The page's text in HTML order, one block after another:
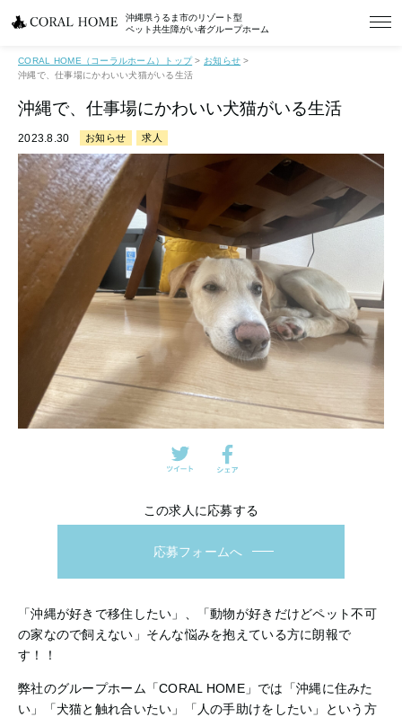
沖縄県うるま市のリゾート型
ペット共生障がい者グループホーム
CORAL HOME（コーラルホーム）トップ> お知らせ >
沖縄で、仕事場にかわいい犬猫がいる生活
沖縄で、仕事場にかわいい犬猫がいる生活
2023.8.30 お知らせ 求人
この求人に応募する
応募フォームへ
「沖縄が好きで移住したい」、「動物が好きだけどペット不可
の家なので飼えない」そんな悩みを抱えている方に朗報で
す！！
弊社のグループホーム「CORAL HOME」では「沖縄に住みた
い」「犬猫と触れ合いたい」「人の手助けをしたい」という方